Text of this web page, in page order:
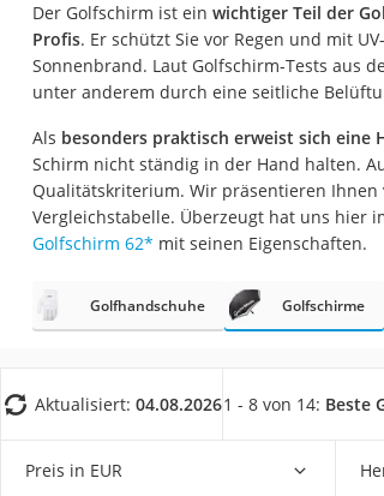
Der Golfschirm ist ein wichtiger Teil der
Profis. Er schützt Sie vor Regen und mit
Sonnenbrand. Laut Golfschirm-Tests aus
unter anderem durch eine seitliche
Als besonders praktisch erweist sich eine
Schirm nicht ständig in der Hand halten.
Qualitätskriterium. Wir präsentieren
Vergleichstabelle. Überzeugt hat uns hier
Golfschirm 62* mit seinen Eigenschaften.
Golfhandschuhe Golfschirme
Aktualisiert: 04.08.20261 - 8 von 14: Beste
Preis in EUR